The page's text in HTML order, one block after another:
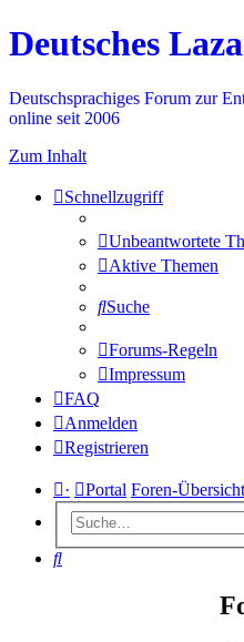
Deutsches
Deutschsprachiges Forum zur
online seit 2006
Zum Inhalt
Schnellzugriff
Unbeantwortete
Aktive Themen
Suche
Forums-Regeln
Impressum
FAQ
Anmelden
Registrieren
· Portal Foren-Übersicht
Suche